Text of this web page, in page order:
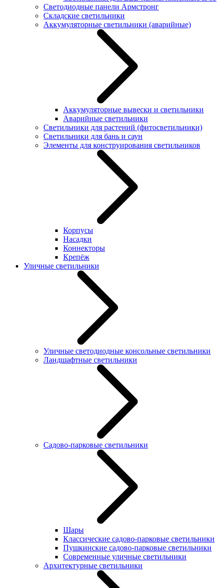
Светодиодные панели Армстронг
Складские светильники
Аккумуляторные светильники (аварийные)
Аккумуляторные вывески и светильники
Аварийные светильники
Светильники для растений (фитосветильники)
Светильники для бань и саун
Элементы для конструирования светильников
Корпусы
Насадки
Коннекторы
Крепёж
Уличные светильники
Уличные светодиодные консольные светильники
Ландшафтные светильники
Садово-парковые светильники
Шары
Классические садово-парковые светильники
Пушкинские садово-парковые светильники
Современные уличные светильники
Архитектурные светильники